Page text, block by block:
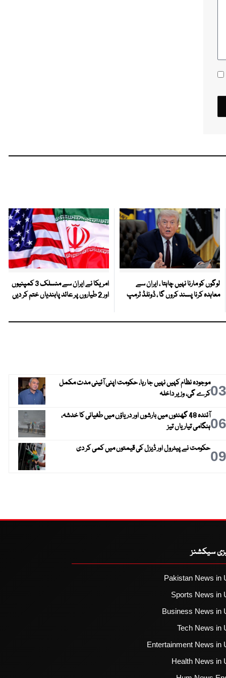
لوگوں کو مارنا نہیں چاہتا ، ایران سے
معاہدہ کرنا پسند کروں گا ، ڈونلڈ ٹرمپ
امریکا نے ایران سے منسلک 3 کمپنیوں
اور 2 طیاروں پر عائد پابندیاں ختم کر دیں
03موجودہ نظام کہیں نہیں جا رہا، حکومت اپنی آئینی مدت مکمل
کرے گی، وزیر داخلہ
06
آئندہ 48 گھنٹوں میں بارشوں اور دریاؤں میں طغیانی کا خدشہ،
ہنگامی تیاریاں تیز
09حکومت نے پیٹرول اور ڈیزل کی قیمتوں میں کمی کر دی
سیکشنز
Pakistan News in
Sports News in
Business News in
Tech News in
Entertainment News in
Health News in